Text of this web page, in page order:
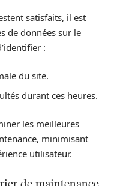
satisfaits, il est
de données sur le
:
du site.
durant ces heures.
les meilleures
minimisant
utilisateur.